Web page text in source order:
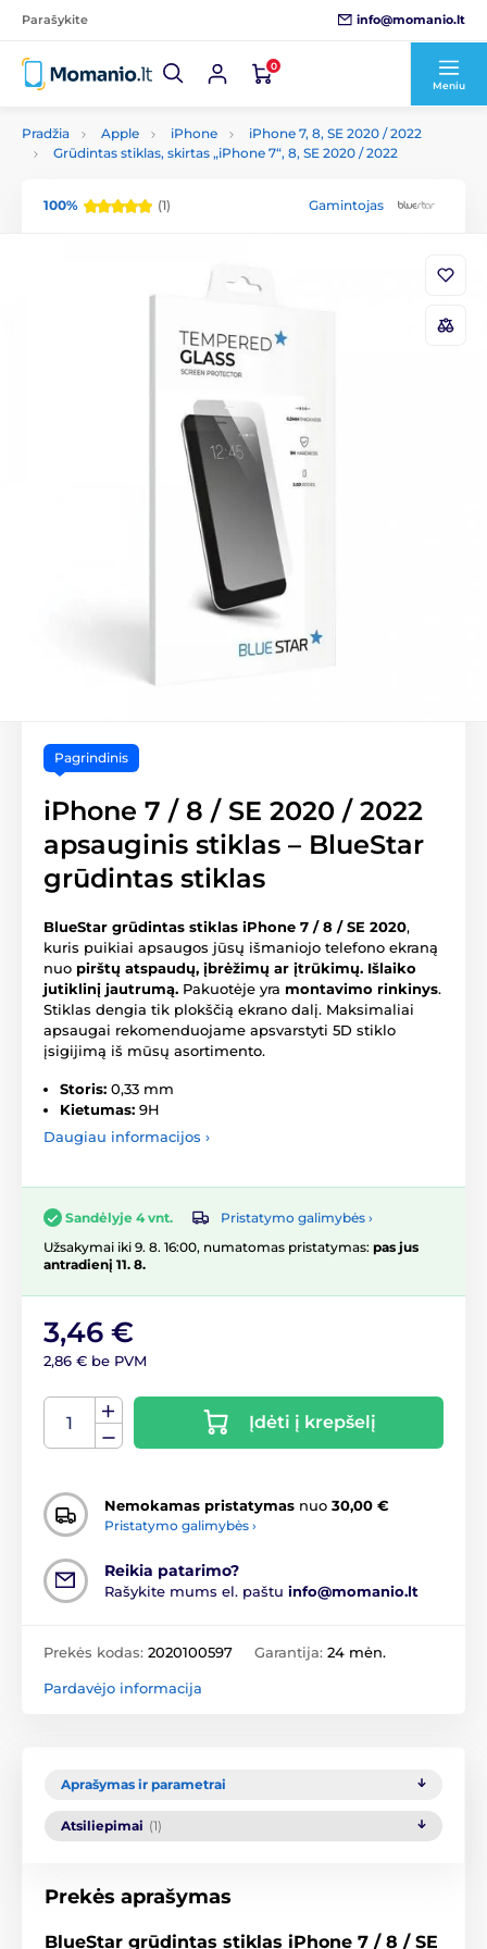
Parašykite info@momanio.lt
0
Meniu
Pradžia Apple iPhone
iPhone 7, 8, SE 2020 / 2022
Grūdintas stiklas, skirtas „iPhone 7“, 8, SE 2020 / 2022
100% (1) Gamintojas
Pagrindinis
iPhone 7 / 8 / SE 2020 / 2022
apsauginis stiklas – BlueStar
grūdintas stiklas
BlueStar grūdintas stiklas iPhone 7 / 8 / SE 2020,
kuris puikiai apsaugos jūsų išmaniojo telefono ekraną
nuo pirštų atspaudų, įbrėžimų ar įtrūkimų. Išlaiko
jutiklinį jautrumą. Pakuotėje yra montavimo rinkinys.
Stiklas dengia tik plokščią ekrano dalį. Maksimaliai
apsaugai rekomenduojame apsvarstyti 5D stiklo
įsigijimą iš mūsų asortimento.
Storis: 0,33 mm
Kietumas: 9H
Daugiau informacijos ›
Sandėlyje 4 vnt.
Pristatymo galimybės ›
Užsakymai iki 9. 8. 16:00, numatomas pristatymas: pas jus
antradienį 11. 8.
3,46 €
2,86 € be PVM
Įdėti į krepšelį
Nemokamas pristatymas nuo 30,00 €
Pristatymo galimybės ›
Reikia patarimo?
Rašykite mums el. paštu info@momanio.lt
Prekės kodas: 2020100597 Garantija: 24 mėn.
Pardavėjo informacija
Aprašymas ir parametrai
Atsiliepimai (1)
Prekės aprašymas
BlueStar grūdintas stiklas iPhone 7 / 8 / SE